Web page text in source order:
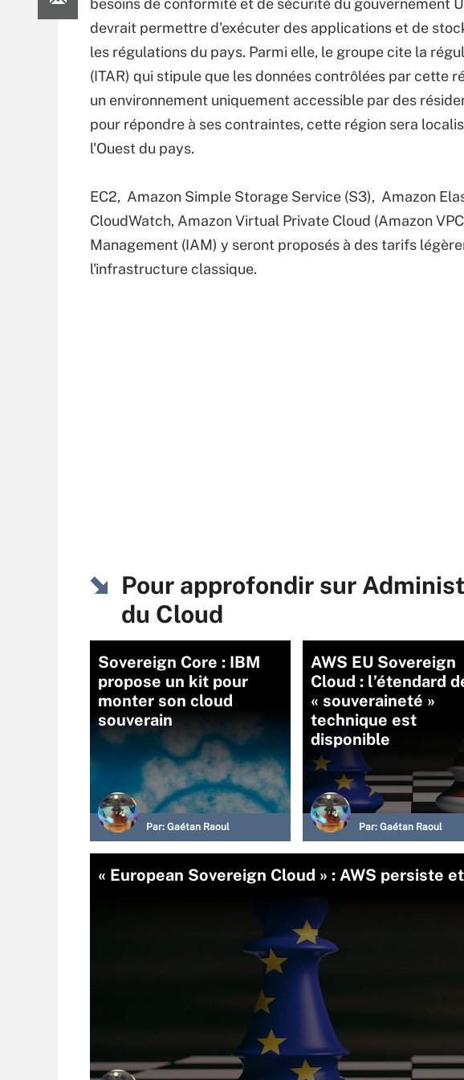
besoins de conformité et de sécurité du gouvernement
devrait permettre d'exécuter des applications et de
les régulations du pays. Parmi elle, le groupe cite la
(ITAR) qui stipule que les données contrôlées par cette
un environnement uniquement accessible par des
pour répondre à ses contraintes, cette région sera
l'Ouest du pays.
EC2, Amazon Simple Storage Service (S3), Amazon
CloudWatch, Amazon Virtual Private Cloud (Amazon
Management (IAM) y seront proposés à des tarifs
l'infrastructure classique.
Pour approfondir sur
du Cloud
Sovereign Core : IBM
propose un kit pour
monter son cloud
souverain
Par: Gaétan Raoul
AWS EU Sovereign
Cloud : l’étendard
« souveraineté »
technique est
disponible
Par: Gaétan Raoul
« European Sovereign Cloud » : AWS persiste